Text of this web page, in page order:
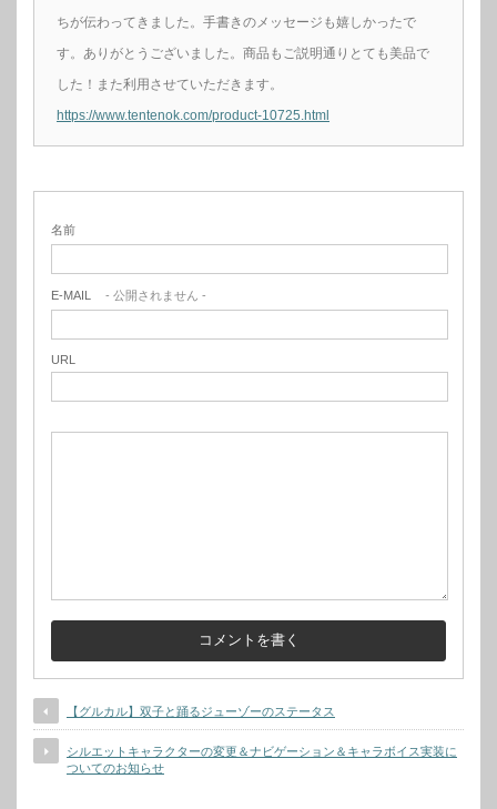
ちが伝わってきました。手書きのメッセージも嬉しかったで
す。ありがとうございました。商品もご説明通りとても美品で
した！また利用させていただきます。
https://www.tentenok.com/product-10725.html
名前
E-MAIL - 公開されません -
URL
【グルカル】双子と踊るジューゾーのステータス
シルエットキャラクターの変更＆ナビゲーション＆キャラボイス実装に
ついてのお知らせ